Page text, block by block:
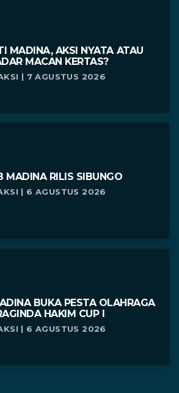
MADINA, AKSI NYATA ATAU
MACAN KERTAS?
| 7 AGUSTUS 2026
MADINA RILIS SIBUNGO
| 6 AGUSTUS 2026
BUKA PESTA OLAHRAGA
HAKIM CUP I
| 6 AGUSTUS 2026